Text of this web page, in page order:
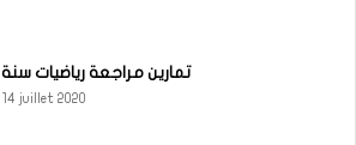
تمارين مراجعة رياضيات سنة 3
14 juillet 2020